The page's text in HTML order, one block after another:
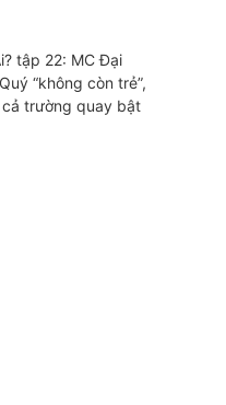
tập 22: MC Đại
“không còn trẻ”,
trường quay bật